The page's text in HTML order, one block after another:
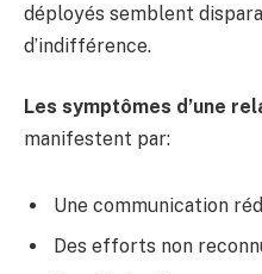
déployés semblent
d’indifférence.
Les symptômes d’une
manifestent par:
Une communication
Des efforts non